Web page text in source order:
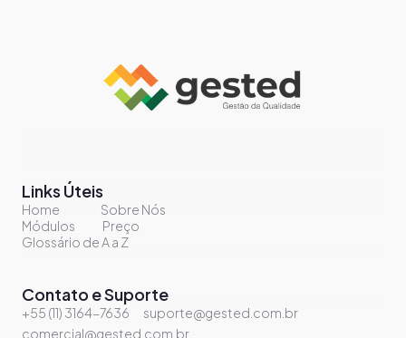
Links Úteis
Home
Sobre Nós
Módulos
Preço
Glossário de A a Z
Contato e Suporte
+55 (11) 3164-7636
suporte@gested.com.br
comercial@gested.com.br